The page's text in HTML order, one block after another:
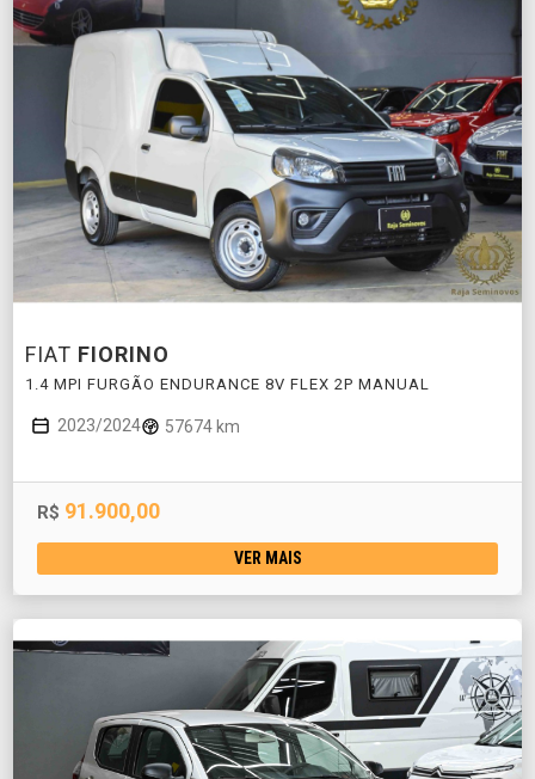
FIAT FIORINO
1.4 MPI FURGÃO ENDURANCE 8V FLEX 2P MANUAL
2023/2024 57674 km
R$ 91.900,00
VER MAIS